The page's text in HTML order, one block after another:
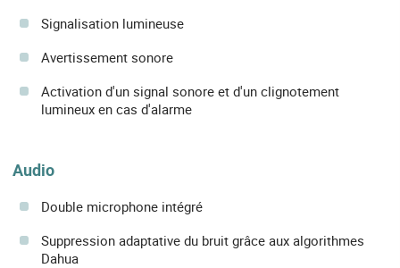
Signalisation lumineuse
Avertissement sonore
Activation d'un signal sonore et d'un clignotement
lumineux en cas d'alarme
Audio
Double microphone intégré
Suppression adaptative du bruit grâce aux algorithmes
Dahua